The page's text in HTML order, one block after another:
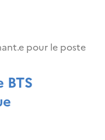
pour le poste